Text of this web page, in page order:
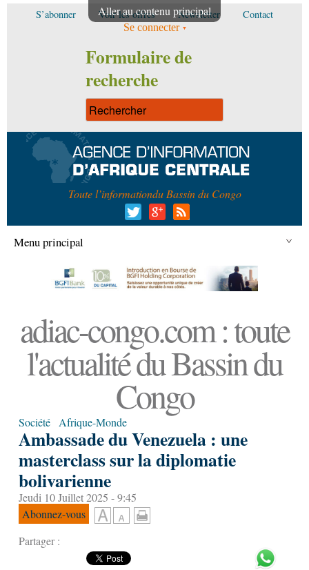
Aller au contenu principal
S’abonner Voir les offres Newsletter Contact
Se connecter
Formulaire de
recherche
Toute l’informationdu Bassin du Congo
Menu principal
adiac-congo.com : toute
l'actualité du Bassin du
Congo
Société Afrique-Monde
Ambassade du Venezuela : une
masterclass sur la diplomatie
bolivarienne
Jeudi 10 Juillet 2025 - 9:45
Abonnez-vous
Partager :